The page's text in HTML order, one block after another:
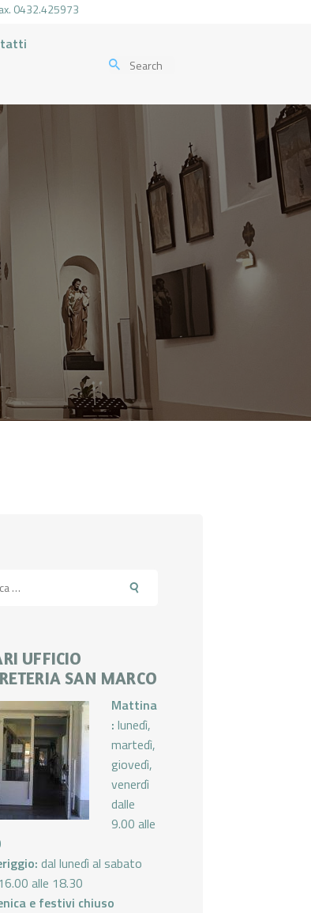
0432.425973
UFFICIO
SAN MARCO
Mattina
: lunedì,
martedì,
giovedì,
venerdì
dalle
9.00 alle
dal lunedì al sabato
alle 18.30
e festivi chiuso